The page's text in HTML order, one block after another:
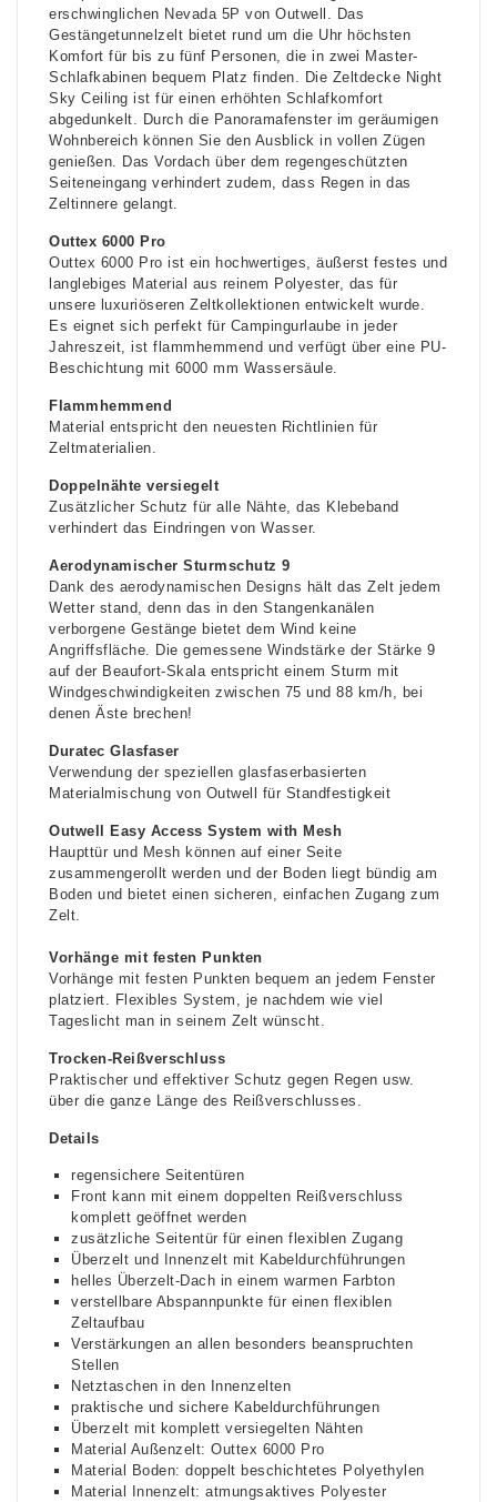
erschwinglichen Nevada 5P von Outwell. Das
Gestängetunnelzelt bietet rund um die Uhr höchsten
Komfort für bis zu fünf Personen, die in zwei Master-
Schlafkabinen bequem Platz finden. Die Zeltdecke Night
Sky Ceiling ist für einen erhöhten Schlafkomfort
abgedunkelt. Durch die Panoramafenster im geräumigen
Wohnbereich können Sie den Ausblick in vollen Zügen
genießen. Das Vordach über dem regengeschützten
Seiteneingang verhindert zudem, dass Regen in das
Zeltinnere gelangt.
Outtex 6000 Pro
Outtex 6000 Pro ist ein hochwertiges, äußerst festes und
langlebiges Material aus reinem Polyester, das für
unsere luxuriöseren Zeltkollektionen entwickelt wurde.
Es eignet sich perfekt für Campingurlaube in jeder
Jahreszeit, ist flammhemmend und verfügt über eine PU-
Beschichtung mit 6000 mm Wassersäule.
Flammhemmend
Material entspricht den neuesten Richtlinien für
Zeltmaterialien.
Doppelnähte versiegelt
Zusätzlicher Schutz für alle Nähte, das Klebeband
verhindert das Eindringen von Wasser.
Aerodynamischer Sturmschutz 9
Dank des aerodynamischen Designs hält das Zelt jedem
Wetter stand, denn das in den Stangenkanälen
verborgene Gestänge bietet dem Wind keine
Angriffsfläche. Die gemessene Windstärke der Stärke 9
auf der Beaufort-Skala entspricht einem Sturm mit
Windgeschwindigkeiten zwischen 75 und 88 km/h, bei
denen Äste brechen!
Duratec Glasfaser
Verwendung der speziellen glasfaserbasierten
Materialmischung von Outwell für Standfestigkeit
Outwell Easy Access System with Mesh
Haupttür und Mesh können auf einer Seite
zusammengerollt werden und der Boden liegt bündig am
Boden und bietet einen sicheren, einfachen Zugang zum
Zelt.
Vorhänge mit festen Punkten
Vorhänge mit festen Punkten bequem an jedem Fenster
platziert. Flexibles System, je nachdem wie viel
Tageslicht man in seinem Zelt wünscht.
Trocken-Reißverschluss
Praktischer und effektiver Schutz gegen Regen usw.
über die ganze Länge des Reißverschlusses.
Details
regensichere Seitentüren
Front kann mit einem doppelten Reißverschluss
komplett geöffnet werden
zusätzliche Seitentür für einen flexiblen Zugang
Überzelt und Innenzelt mit Kabeldurchführungen
helles Überzelt-Dach in einem warmen Farbton
verstellbare Abspannpunkte für einen flexiblen
Zeltaufbau
Verstärkungen an allen besonders beanspruchten
Stellen
Netztaschen in den Innenzelten
praktische und sichere Kabeldurchführungen
Überzelt mit komplett versiegelten Nähten
Material Außenzelt: Outtex 6000 Pro
Material Boden: doppelt beschichtetes Polyethylen
Material Innenzelt: atmungsaktives Polyester